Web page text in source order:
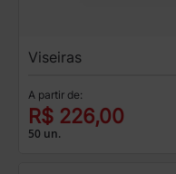
Viseiras
A partir de:
R$ 226,00
50 un.